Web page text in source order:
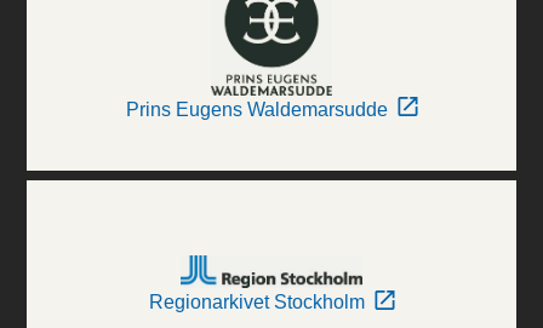
Prins Eugens Waldemarsudde
Regionarkivet Stockholm